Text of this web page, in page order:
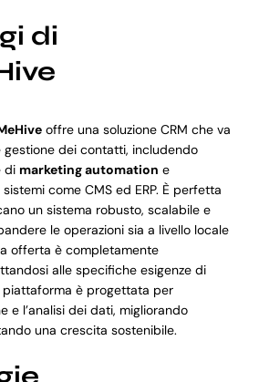
di
offre una soluzione CRM che va
gestione dei contatti, includendo
di marketing automation e
come CMS ed ERP. È perfetta
un sistema robusto, scalabile e
le operazioni sia a livello locale
offerta è completamente
alle specifiche esigenze di
piattaforma è progettata per
e l’analisi dei dati, migliorando
una crescita sostenibile.